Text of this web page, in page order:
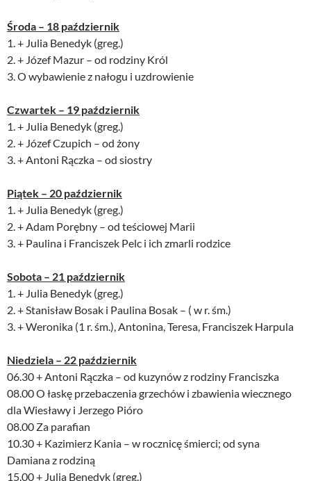
Środa – 18 październik
1. + Julia Benedyk (greg.)
2. + Józef Mazur – od rodziny Król
3. O wybawienie z nałogu i uzdrowienie
Czwartek – 19 październik
1. + Julia Benedyk (greg.)
2. + Józef Czupich – od żony
3. + Antoni Rączka – od siostry
Piątek – 20 październik
1. + Julia Benedyk (greg.)
2. + Adam Porębny – od teściowej Marii
3. + Paulina i Franciszek Pelc i ich zmarli rodzice
Sobota – 21 październik
1. + Julia Benedyk (greg.)
2. + Stanisław Bosak i Paulina Bosak – ( w r. śm.)
3. + Weronika (1 r. śm.), Antonina, Teresa, Franciszek Harpula
Niedziela – 22 październik
06.30 + Antoni Rączka – od kuzynów z rodziny Franciszka
08.00 O łaskę przebaczenia grzechów i zbawienia wiecznego
dla Wiesławy i Jerzego Pióro
08.00 Za parafian
10.30 + Kazimierz Kania – w rocznicę śmierci; od syna
Damiana z rodziną
15.00 + Julia Benedyk (greg.)